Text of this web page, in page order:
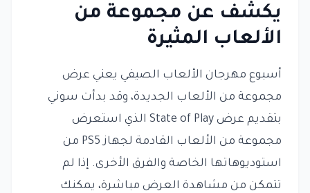
يكشف عن مجموعة من
الألعاب المثيرة
أسبوع مهرجان الألعاب الصيفي يعني عرض
مجموعة من الألعاب الجديدة، وقد بدأت سوني
بتقديم عرض State of Play الذي استعرض
مجموعة من الألعاب القادمة لجهاز PS5 من
استوديوهاتها الخاصة والفرق الأخرى. إذا لم
تتمكن من مشاهدة العرض مباشرة، يمكنك